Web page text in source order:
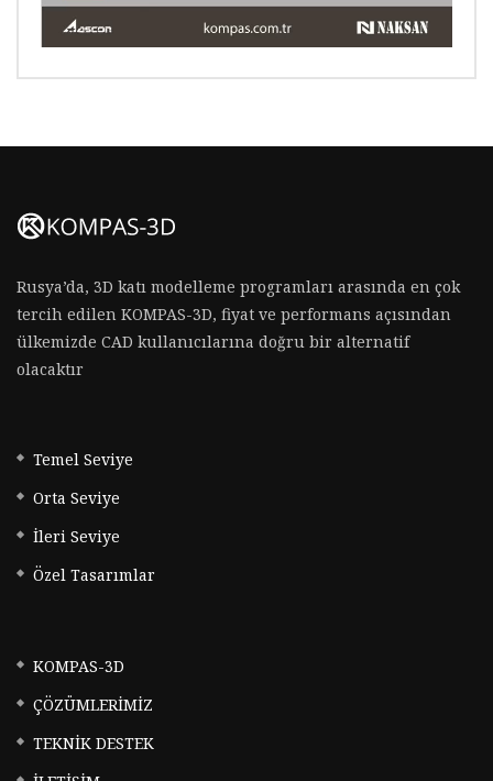
Rusya’da, 3D katı modelleme programları arasında en çok
tercih edilen KOMPAS-3D, fiyat ve performans açısından
ülkemizde CAD kullanıcılarına doğru bir alternatif
olacaktır
Temel Seviye
Orta Seviye
İleri Seviye
Özel Tasarımlar
KOMPAS-3D
ÇÖZÜMLERİMİZ
TEKNİK DESTEK